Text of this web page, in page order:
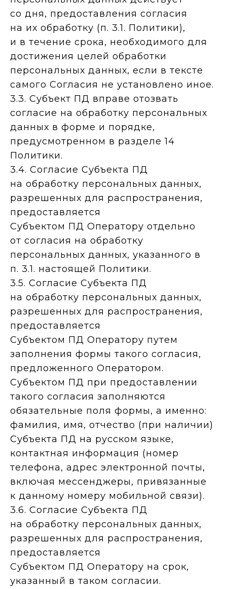
со дня, предоставления согласия
на их обработку (п. 3.1. Политики),
и в течение срока, необходимого для
достижения целей обработки
персональных данных, если в тексте
самого Согласия не установлено иное.
3.3. Субъект ПД вправе отозвать
согласие на обработку персональных
данных в форме и порядке,
предусмотренном в разделе 14
Политики.
3.4. Согласие Субъекта ПД
на обработку персональных данных,
разрешенных для распространения,
предоставляется
Субъектом ПД Оператору отдельно
от согласия на обработку
персональных данных, указанного в
п. 3.1. настоящей Политики.
3.5. Согласие Субъекта ПД
на обработку персональных данных,
разрешенных для распространения,
предоставляется
Субъектом ПД Оператору путем
заполнения формы такого согласия,
предложенного Оператором.
Субъектом ПД при предоставлении
такого согласия заполняются
обязательные поля формы, а именно:
фамилия, имя, отчество (при наличии)
Субъекта ПД на русском языке,
контактная информация (номер
телефона, адрес электронной почты,
включая мессенджеры, привязанные
к данному номеру мобильной связи).
3.6. Согласие Субъекта ПД
на обработку персональных данных,
разрешенных для распространения,
предоставляется
Субъектом ПД Оператору на срок,
указанный в таком согласии.